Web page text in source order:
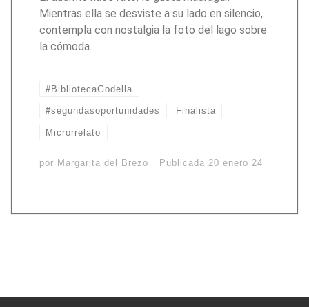
Mientras ella se desviste a su lado en silencio,
contempla con nostalgia la foto del lago sobre
la cómoda.
#BibliotecaGodella
#segundasoportunidades Finalista
Microrrelato
por Margarita del Brezo Publicada 20 enero 24